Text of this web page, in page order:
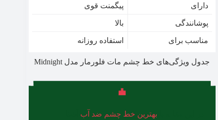
دارای پیگمنت قوی
پوشانندگی بالا
مناسب برای استفاده روزانه
جدول ویژگی‌های خط چشم مات فلورمار مدل Midnight
بهترین خط چشم ضد آب